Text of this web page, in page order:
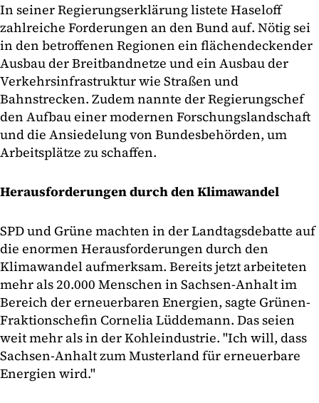
In seiner Regierungserklärung listete Haseloff
zahlreiche Forderungen an den Bund auf. Nötig sei
in den betroffenen Regionen ein flächendeckender
Ausbau der Breitbandnetze und ein Ausbau der
Verkehrsinfrastruktur wie Straßen und
Bahnstrecken. Zudem nannte der Regierungschef
den Aufbau einer modernen Forschungslandschaft
und die Ansiedelung von Bundesbehörden, um
Arbeitsplätze zu schaffen.
Herausforderungen durch den Klimawandel
SPD und Grüne machten in der Landtagsdebatte auf
die enormen Herausforderungen durch den
Klimawandel aufmerksam. Bereits jetzt arbeiteten
mehr als 20.000 Menschen in Sachsen-Anhalt im
Bereich der erneuerbaren Energien, sagte Grünen-
Fraktionschefin Cornelia Lüddemann. Das seien
weit mehr als in der Kohleindustrie. "Ich will, dass
Sachsen-Anhalt zum Musterland für erneuerbare
Energien wird."